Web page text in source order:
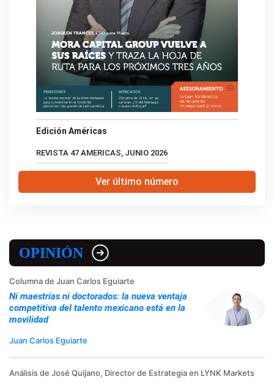
Edición Américas
REVISTA 47 AMERICAS, JUNIO 2026
Ver último número
OPINIÓN
Columna de Juan Carlos Eguiarte
Ni maestrías ni doctorados: la nueva ventaja
competitiva del talento mexicano está en la
movilidad
Juan Carlos Eguiarte
Análisis de José Quijano, Director de Estrategia en LYNK Markets